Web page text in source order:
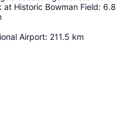
at Historic Bowman Field: 6.8
Airport: 211.5 km